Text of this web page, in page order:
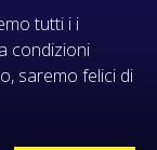
tutti i i
condizioni
saremo felici di